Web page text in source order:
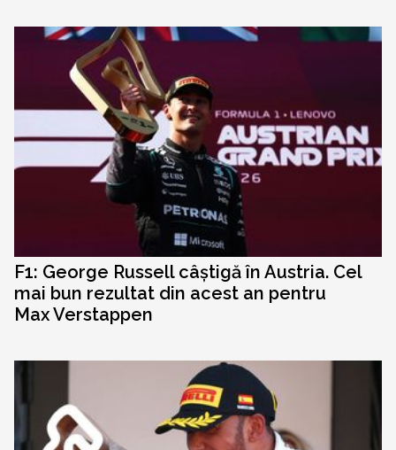
F1: George Russell câștigă în Austria. Cel
mai bun rezultat din acest an pentru
Max Verstappen